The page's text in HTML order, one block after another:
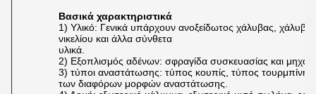
Βασικά χαρακτηριστικά
1) Υλικό: Γενικά υπάρχουν ανοξείδωτος χάλυβας,
νικελίου και άλλα σύνθετα
υλικά.
2) Εξοπλισμός αδένων: σφραγίδα συσκευασίας και
3) τύποι αναστάτωσης: τύπος κουπίς, τύπος
των διαφόρων μορφών αναστάτωσης.